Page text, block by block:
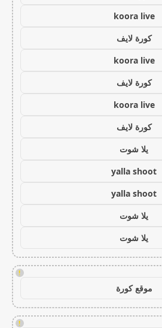
koora live
كورة لايف
koora live
كورة لايف
koora live
كورة لايف
يلا شوت
yalla shoot
yalla shoot
يلا شوت
يلا شوت
!
موقع كورة
!